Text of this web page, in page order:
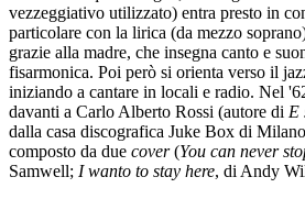
vezzeggiativo utilizzato) entra presto in
particolare con la lirica (da mezzo
grazie alla madre, che insegna canto e
fisarmonica. Poi però si orienta verso il
iniziando a cantare in locali e radio. Nel
davanti a Carlo Alberto Rossi (autore di E
dalla casa discografica Juke Box di
composto da due cover(You can never
Samwell; I wanto to stay here, di Andy